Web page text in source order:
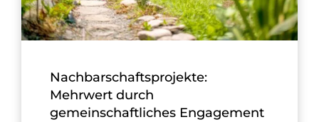
Nachbarschaftsprojekte:
Mehrwert durch
gemeinschaftliches Engagement